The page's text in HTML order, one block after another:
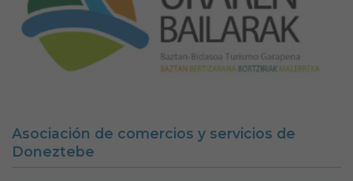
Asociación de comercios y servicios de
Doneztebe